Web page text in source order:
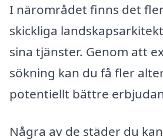
I närområdet finns det
skickliga
sina tjänster. Genom att
sökning kan du få fler
potentiellt bättre
Några av de städer du